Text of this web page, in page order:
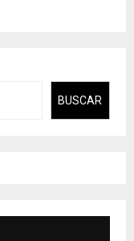
BUSCAR